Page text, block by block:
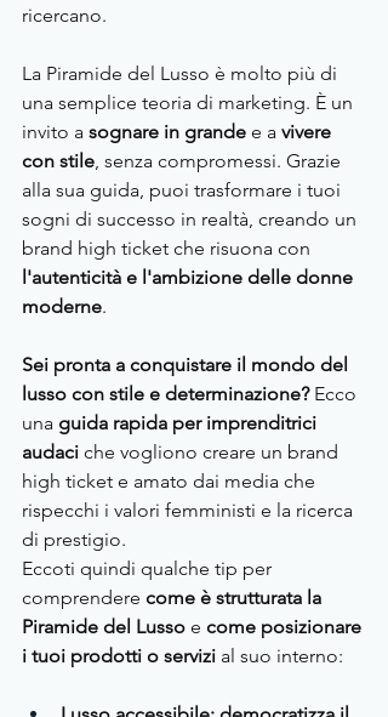
ricercano.
La Piramide del Lusso è molto più di
una semplice teoria di marketing. È un
invito a sognare in grande e a vivere
con stile, senza compromessi. Grazie
alla sua guida, puoi trasformare i tuoi
sogni di successo in realtà, creando un
brand high ticket che risuona con
l'autenticità e l'ambizione delle donne
moderne.
Sei pronta a conquistare il mondo del
lusso con stile e determinazione? Ecco
una guida rapida per imprenditrici
audaci che vogliono creare un brand
high ticket e amato dai media che
rispecchi i valori femministi e la ricerca
di prestigio.
Eccoti quindi qualche tip per
comprendere come è strutturata la
Piramide del Lusso e come posizionare
i tuoi prodotti o servizi al suo interno: